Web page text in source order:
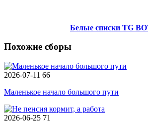
Белые списки TG
Похожие сборы
2026-07-11 66
Маленькое начало большого пути
2026-06-25 71